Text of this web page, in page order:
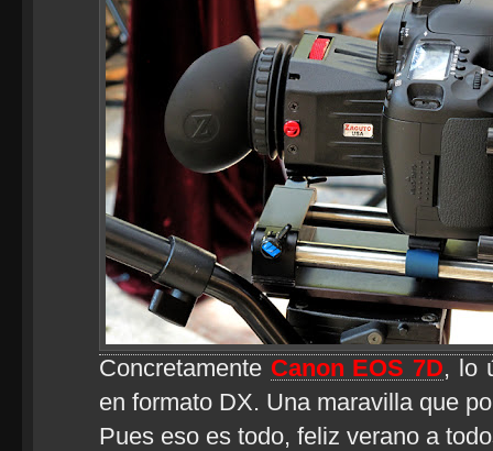
Concretamente Canon EOS 7D, lo
en formato DX. Una maravilla que
Pues eso es todo, feliz verano a